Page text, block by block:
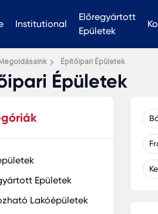
Institutional
Előregyártott
Epületek
Megoldásaink Építőipari Épületek
Épületek
Epületek
Lakóépületek